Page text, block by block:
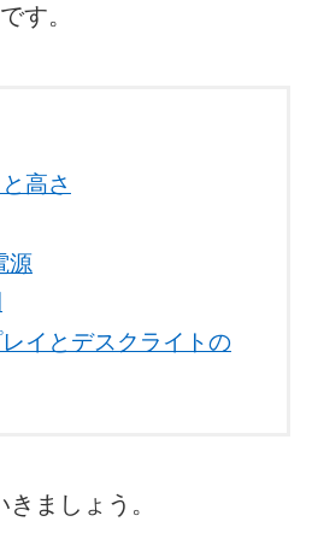
す。
高さ
源
イとデスクライトの
ましょう。